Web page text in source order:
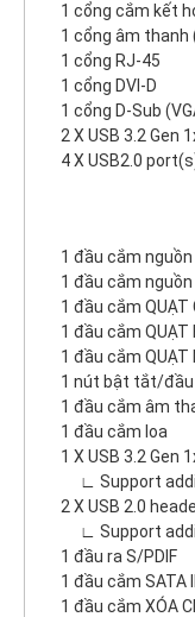
1 cổng cắm kết
1 cổng âm
1 cổng RJ-45
1 cổng DVI-D
1 cổng D-Sub
2 X USB 3.2 Gen
4 X USB2.0
1 đầu cắm
1 đầu cắm
1 đầu cắm QUẠT
1 đầu cắm QUẠT
1 đầu cắm QUẠT
1 nút bật tắt/đầu
1 đầu cắm âm
1 đầu cắm loa
1 X USB 3.2 Gen
∟ Support
2 X USB 2.0
∟ Support
1 đầu ra S/PDIF
1 đầu cắm SATA
1 đầu cắm XÓA